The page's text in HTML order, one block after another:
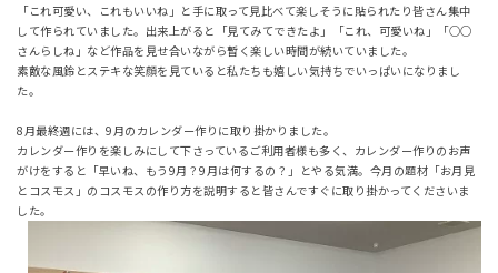
「これ可愛い、これもいいね」と手に取って見比べて楽しそうに貼られたり皆さん集中
して作られていました。出来上がると「見てみてできたよ」「これ、可愛いね」「○○
さんらしね」など作品を見せ合いながら暫く楽しい時間が続いていました。
素敵な風鈴とステキな笑顔を見ていると私たちも嬉しい気持ちでいっぱいになりまし
た。
8月最終週には、9月のカレンダー作りに取り掛かりました。
カレンダー作りを楽しみにして下さっているご利用者様も多く、カレンダー作りのお声
がけをすると「早いね、もう9月？9月は何するの？」とやる気満。今月の題材「お月見
とコスモス」のコスモスの作り方を説明すると皆さんですぐに取り掛かってくださいま
した。